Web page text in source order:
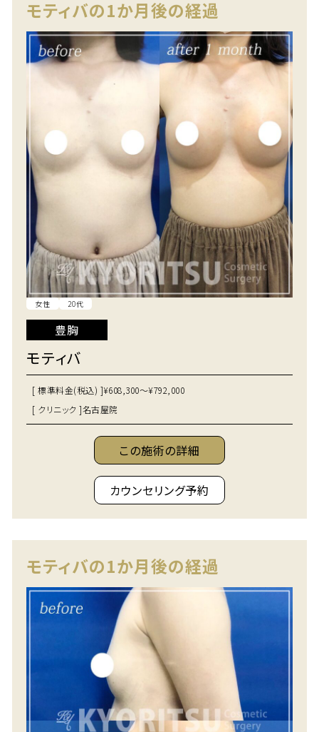
モティバの1か月後の経過
女性 20代
豊胸
モティバ
[ 標準料金(税込) ]¥608,300～¥792,000
[ クリニック ]名古屋院
この施術の詳細
カウンセリング予約
モティバの1か月後の経過